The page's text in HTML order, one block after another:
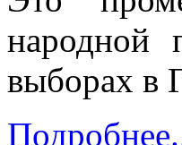
народной
выборах в